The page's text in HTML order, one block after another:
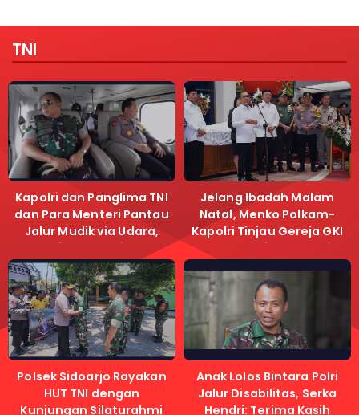
TNI
Kapolri dan Panglima TNI
dan Para Menteri Pantau
Jalur Mudik via Udara,
Pastikan Lalu Lintas
Lancar
Jelang Ibadah Malam
Natal, Menko Polkam-
Kapolri Tinjau Gereja GKI
Samanhudi dan Gereja
Polsek Sidoarjo Rayakan
HUT TNI dengan
Kunjungan Silaturahmi
Anak Lolos Bintara Polri
Jalur Disabilitas, Serka
Hendri: Terima Kasih